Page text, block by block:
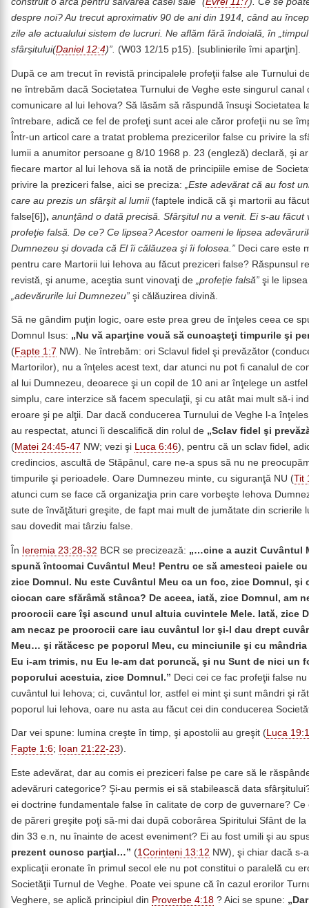
despre noi? Au trecut aproximativ 90 de ani din 1914, când au
zile ale actualului sistem de lucruri. Ne aflăm fără îndoială, în „timpul
sfârşitului(Daniel 12:4)”. (W03 12/15 p15). [sublinierile îmi aparţin].
După ce am trecut în revistă principalele profeţii false ale Turnului
ne întrebăm dacă Societatea Turnului de Veghe este singurul canal
comunicare al lui Iehova? Să lăsăm să răspundă însuşi Societatea
întrebare, adică ce fel de profeţi sunt acei ale căror profeţii nu se
Într-un articol care a tratat problema prezicerilor false cu privire la
lumii a anumitor persoane g 8/10 1968 p. 23 (engleză) declară, şi
fiecare martor al lui Iehova să ia notă de principiile emise de
privire la preziceri false, aici se preciza:
„Este adevărat că au fost
care au prezis un sfârşit al lumii (faptele indică că şi martorii au
false[6]), anunţând o dată precisă. Sfârşitul nu a venit. Ei s-au făcut
profeţie falsă. De ce? Ce lipsea? Acestor oameni le lipsea
Dumnezeu şi dovada că El îi călăuzea şi îi folosea.” Deci care este
pentru care Martorii lui Iehova au făcut preziceri false? Răspunsul
revistă, şi anume, aceştia sunt vinovaţi de „profeţie falsă” şi le lipsea
„adevărurile lui Dumnezeu” şi călăuzirea divină.
Să ne gândim puţin logic, oare este prea greu de înţeles ceea ce
Domnul Isus: „Nu vă aparţine vouă să cunoaşteţi timpurile şi
(Fapte 1:7 NW). Ne întrebăm: ori Sclavul fidel şi prevăzător
Martorilor), nu a înţeles acest text, dar atunci nu pot fi canalul de
al lui Dumnezeu, deoarece şi un copil de 10 ani ar înţelege un
simplu, care interzice să facem speculaţii, şi cu atât mai mult să-i
eroare şi pe alţii. Dar dacă conducerea Turnului de Veghe l-a
au respectat, atunci îi descalifică din rolul de „Sclav fidel şi
(Matei 24:45-47 NW; vezi şi Luca 6:46), pentru că un sclav fidel,
credincios, ascultă de Stăpânul, care ne-a spus să nu ne
timpurile şi perioadele. Oare Dumnezeu minte, cu siguranţă NU (Tit
atunci cum se face că organizaţia prin care vorbeşte Iehova
sute de învăţături greşite, de fapt mai mult de jumătate din scrierile
sau dovedit mai târziu false.
În Ieremia 23:28-32 BCR se precizează: „…cine a auzit Cuvântul
spună întocmai Cuvântul Meu! Pentru ce să amesteci paiele
zice Domnul. Nu este Cuvântul Meu ca un foc, zice Domnul, şi
ciocan care sfărâmă stânca? De aceea, iată, zice Domnul, am
proorocii care îşi ascund unul altuia cuvintele Mele. Iată, zice
am necaz pe proorocii care iau cuvântul lor şi-l dau drept
Meu… şi rătăcesc pe poporul Meu, cu minciunile şi cu
Eu i-am trimis, nu Eu le-am dat poruncă, şi nu Sunt de nici un
poporului acestuia, zice Domnul.” Deci cei ce fac profeţii false
cuvântul lui Iehova; ci, cuvântul lor, astfel ei mint şi sunt mândri şi
poporul lui Iehova, oare nu asta au făcut cei din conducerea
Dar vei spune: lumina creşte în timp, şi apostolii au greşit (Luca
Fapte 1:6; Ioan 21:22-23).
Este adevărat, dar au comis ei preziceri false pe care să le
adevăruri categorice? Şi-au permis ei să stabilească data
ei doctrine fundamentale false în calitate de corp de guvernare? Ce
de păreri greşite poţi să-mi dai după coborârea Spiritului Sfânt de la
din 33 e.n, nu înainte de acest eveniment? Ei au fost umili şi au
prezent cunosc parţial…” (1Corinteni 13:12 NW), şi chiar dacă s-
explicaţii eronate în primul secol ele nu pot constitui o paralelă cu
Societăţii Turnul de Veghe. Poate vei spune că în cazul erorilor
Veghere, se aplică principiul din Proverbe 4:18 ? Aici se spune: